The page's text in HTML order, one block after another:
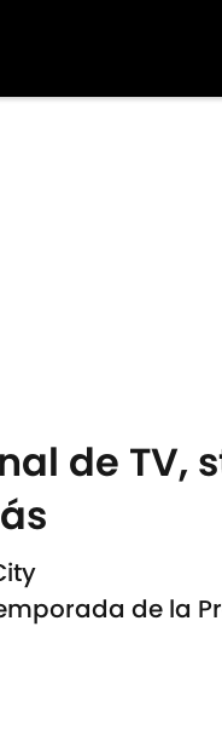
de TV,
de la